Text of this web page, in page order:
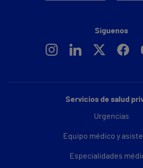
Servicios de salud
Urgencias
Equipo médico y
Especialidades
Síguenos